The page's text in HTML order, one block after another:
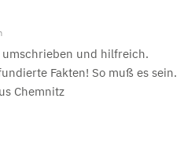
und hilfreich.
Fakten! So muß es sein.
Chemnitz